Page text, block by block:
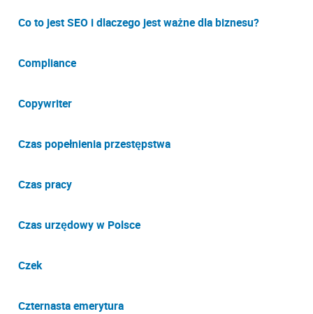
Co to jest SEO i dlaczego jest ważne dla biznesu?
Compliance
Copywriter
Czas popełnienia przestępstwa
Czas pracy
Czas urzędowy w Polsce
Czek
Czternasta emerytura